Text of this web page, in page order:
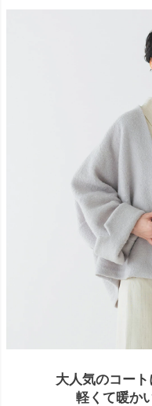
大人気のコート
軽くて暖か